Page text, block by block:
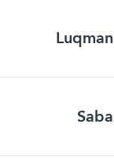
Luqman
Saba